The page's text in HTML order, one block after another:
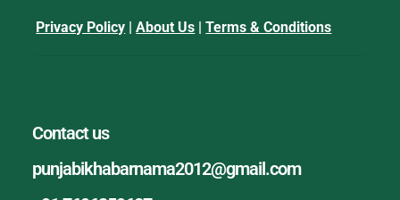
Privacy Policy |About Us |Terms & Conditions
Contact us
punjabikhabarnama2012@gmail.com